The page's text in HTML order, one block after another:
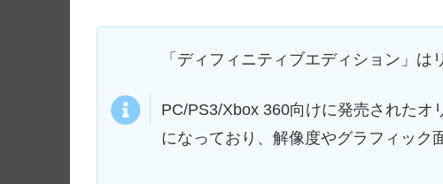
「ディフィニティブエディション」は
PC/PS3/Xbox 360向けに発売されたオ
になっており、解像度やグラフィック